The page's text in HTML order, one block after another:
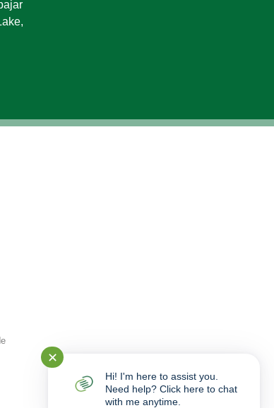
✕
Hi! I'm here to assist you.
Need help? Click here to chat
with me anytime.